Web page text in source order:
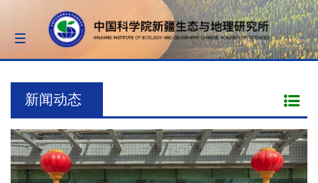
Toggle
navigation
新闻动态